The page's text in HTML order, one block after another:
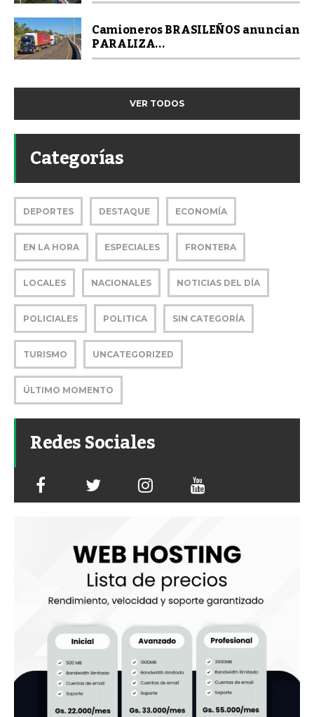
Camioneros BRASILEÑOS anuncian
PARALIZA...
VER TODOS
Categorías
DEPORTES DESTAQUE ECONOMÍA
EN LA HORA ESPECIALES FRONTERA
LOCALES NACIONALES NOTICIAS DEL DÍA
POLICIALES POLITICA SIN CATEGORÍA
TURISMO UNCATEGORIZED
ÚLTIMO MOMENTO
Redes Sociales